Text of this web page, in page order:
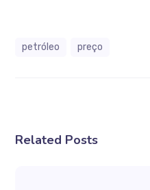
petróleo preço
Related Posts